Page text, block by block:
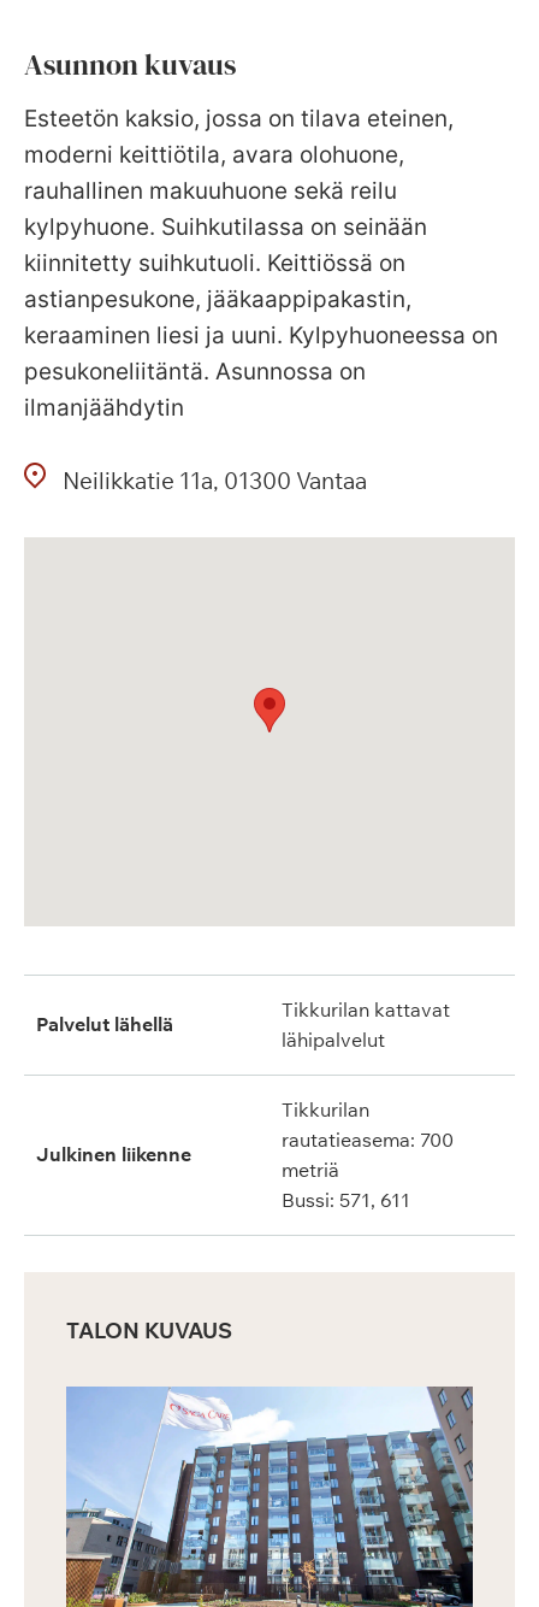
Asunnon kuvaus
Esteetön kaksio, jossa on tilava eteinen,
moderni keittiötila, avara olohuone,
rauhallinen makuuhuone sekä reilu
kylpyhuone. Suihkutilassa on seinään
kiinnitetty suihkutuoli. Keittiössä on
astianpesukone, jääkaappipakastin,
keraaminen liesi ja uuni. Kylpyhuoneessa on
pesukoneliitäntä. Asunnossa on
ilmanjäähdytin
Neilikkatie 11a 01300 Vantaa
Palvelut lähellä
Tikkurilan kattavat
lähipalvelut
Julkinen liikenne
Tikkurilan
rautatieasema: 700
metriä
Bussi: 571, 611
TALON KUVAUS